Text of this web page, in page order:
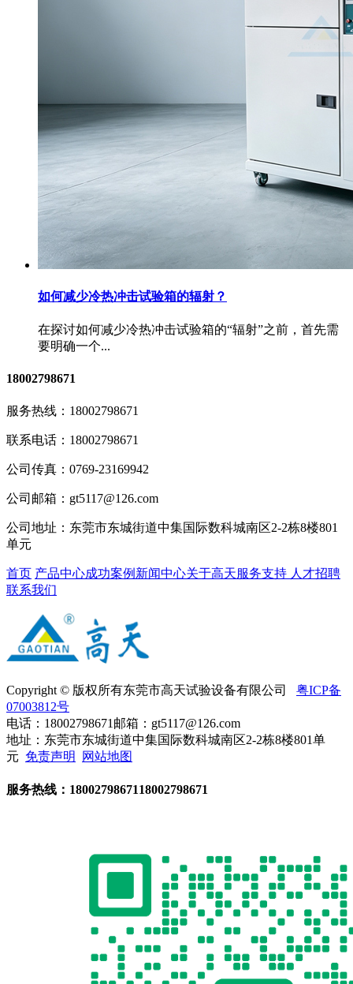
如何减少冷热冲击试验箱的辐射？
在探讨如何减少冷热冲击试验箱的“辐射”之前，首先需
要明确一个...
18002798671
服务热线： 18002798671
联系电话： 18002798671
公司传真： 0769-23169942
公司邮箱： gt5117@126.com
公司地址： 东莞市东城街道中集国际数科城南区2-2栋8楼801
单元
首页 产品中心成功案例 新闻中心关于高天服务支持 人才招聘
联系我们
Copyright © 版权所有东莞市高天试验设备有限公司 粤ICP备
07003812号
电话：18002798671 邮箱：gt5117@126.com
地址：东莞市东城街道中集国际数科城南区2-2栋8楼801单
元 免责声明 网站地图
服务热线： 1800279867118002798671